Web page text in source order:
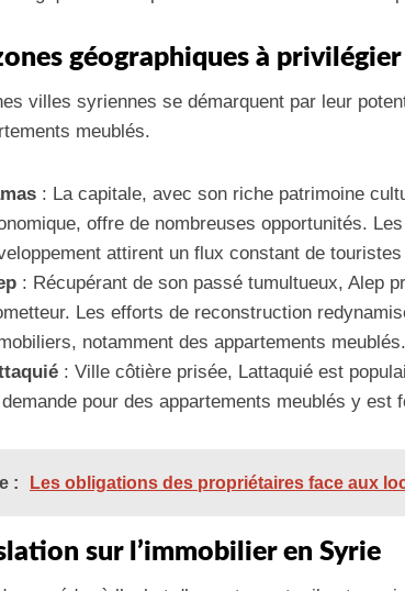
géographiques à privilégier
villes syriennes se démarquent par leur
meublés.
: La capitale, avec son riche patrimoine
offre de nombreuses opportunités.
attirent un flux constant de
: Récupérant de son passé tumultueux, Alep
Les efforts de reconstruction
notamment des appartements meublés.
: Ville côtière prisée, Lattaquié est
pour des appartements meublés y est
: Les obligations des propriétaires face aux
sur l’immobilier en Syrie